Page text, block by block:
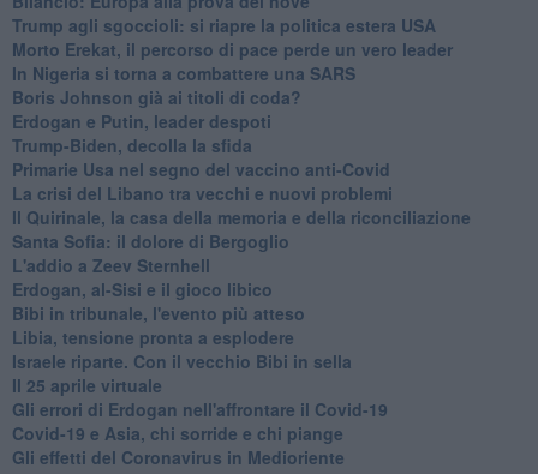
Trump agli sgoccioli: si riapre la politica estera USA
Morto Erekat, il percorso di pace perde un vero leader
In Nigeria si torna a combattere una SARS
Boris Johnson già ai titoli di coda?
Erdogan e Putin, leader despoti
Trump-Biden, decolla la sfida
Primarie Usa nel segno del vaccino anti-Covid
La crisi del Libano tra vecchi e nuovi problemi
Il Quirinale, la casa della memoria e della riconciliazione
Santa Sofia: il dolore di Bergoglio
L'addio a ​Zeev Sternhell
Erdogan, al-Sisi e il gioco libico
Bibi in tribunale, l'evento più atteso
Libia, tensione pronta a esplodere
Israele riparte. Con il vecchio Bibi in sella
Il 25 aprile virtuale
Gli errori di Erdogan nell'affrontare il Covid-19
Covid-19 e Asia, chi sorride e chi piange
Gli effetti del Coronavirus in Medioriente